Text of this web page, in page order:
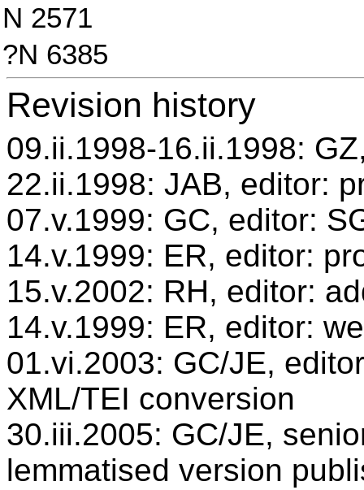
N 2571
?N 6385
Revision history
09.ii.1998-16.ii.1998:
22.ii.1998: JAB, editor:
07.v.1999: GC, editor:
14.v.1999: ER, editor:
15.v.2002: RH, editor:
14.v.1999: ER, editor:
01.vi.2003: GC/JE,
XML/TEI conversion
30.iii.2005: GC/JE,
lemmatised version